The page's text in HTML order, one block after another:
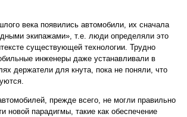
века появились автомобили, их сначала
экипажами», т.е. люди определяли это
существующей технологии. Трудно
инженеры даже устанавливали в
держатели для кнута, пока не поняли, что
прежде всего, не могли правильно
новой парадигмы, такие как обеспечение